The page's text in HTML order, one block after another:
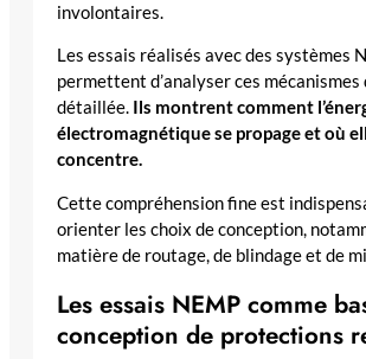
involontaires.
Les essais réalisés avec des systèmes
permettent d’analyser ces mécanismes
détaillée. Ils montrent comment
électromagnétique se propage et où
concentre.
Cette compréhension fine est
orienter les choix de conception,
matière de routage, de blindage et de
Les essais NEMP comme
conception de protections